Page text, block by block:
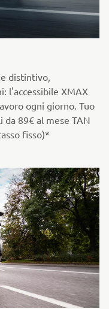
distintivo,
l'accessibile XMAX
ogni giorno. Tuo
89€ al mese TAN
fisso)*